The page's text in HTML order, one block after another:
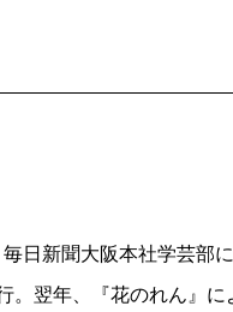
日新聞大阪本社学芸部
。翌年、『花のれん』に